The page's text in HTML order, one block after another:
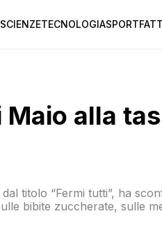
TECNOLOGIASPORT
Maio alla
titolo “Fermi tutti”, ha
bibite zuccherate, sulle